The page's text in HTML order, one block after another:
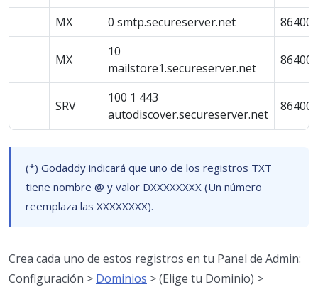
MX
0 smtp.secureserver.net 86400
MX
10
mailstore1.secureserver.net
86400
SRV
100 1 443
autodiscover.secureserver.net
86400
(*) Godaddy indicará que uno de los registros TXT
tiene nombre @ y valor DXXXXXXXX (Un número
reemplaza las XXXXXXXX).
Crea cada uno de estos registros en tu Panel de Admin:
Configuración > Dominios > (Elige tu Dominio) >